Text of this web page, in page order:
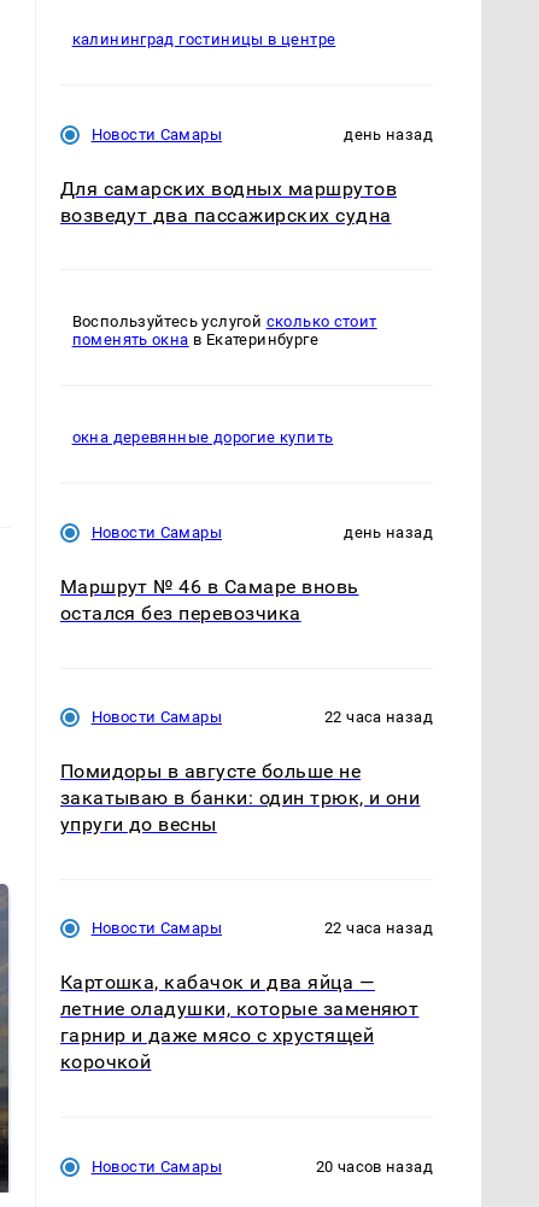
продукта: что купить?
подожгли.
калининград гостиницы в центре
Новости Самары день назад
Для самарских водных маршрутов
возведут два пассажирских судна
Воспользуйтесь услугой сколько стоит
поменять окна в Екатеринбурге
окна деревянные дорогие купить
Новости Самары день назад
Маршрут № 46 в Самаре вновь
остался без перевозчика
Новости Самары 22 часа назад
Помидоры в августе больше не
закатываю в банки: один трюк, и они
упруги до весны
Новости Самары 22 часа назад
Картошка, кабачок и два яйца —
летние оладушки, которые заменяют
гарнир и даже мясо с хрустящей
корочкой
Новости Самары 20 часов назад